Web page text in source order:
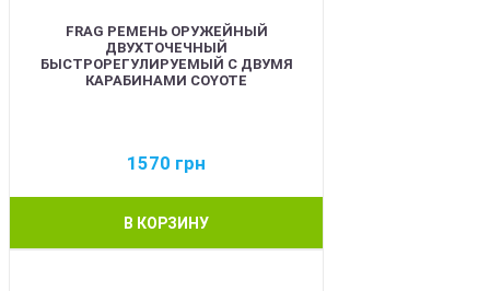
FRAG РЕМЕНЬ ОРУЖЕЙНЫЙ
ДВУХТОЧЕЧНЫЙ
БЫСТРОРЕГУЛИРУЕМЫЙ С ДВУМЯ
КАРАБИНАМИ COYOTE
1570 грн
В КОРЗИНУ